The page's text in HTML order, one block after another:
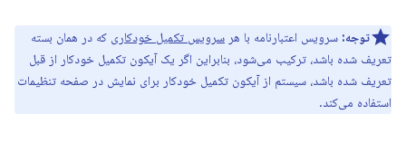
توجه: سرویس اعتبارنامه با هر سرویس تکمیل خودکاری که در همان بسته
تعریف شده باشد، ترکیب می‌شود، بنابراین اگر یک آیکون تکمیل خودکار از قبل
تعریف شده باشد، سیستم از آیکون تکمیل خودکار برای نمایش در صفحه تنظیمات
استفاده می‌کند.